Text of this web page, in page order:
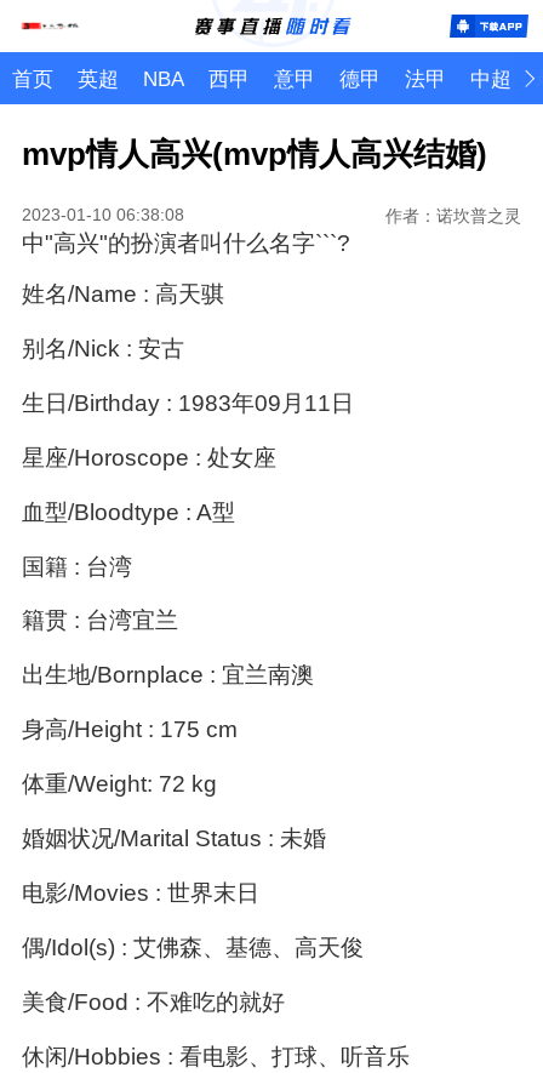
首页 英超 NBA 西甲 意甲 德甲 法甲 中超
mvp情人高兴(mvp情人高兴结婚)
2023-01-10 06:38:08 作者：诺坎普之灵
中"高兴"的扮演者叫什么名字```?
姓名/Name : 高天骐
别名/Nick : 安古
生日/Birthday : 1983年09月11日
星座/Horoscope : 处女座
血型/Bloodtype : A型
国籍 : 台湾
籍贯 : 台湾宜兰
出生地/Bornplace : 宜兰南澳
身高/Height : 175 cm
体重/Weight: 72 kg
婚姻状况/Marital Status : 未婚
电影/Movies : 世界末日
偶/Idol(s) : 艾佛森、基德、高天俊
美食/Food : 不难吃的就好
休闲/Hobbies : 看电影、打球、听音乐